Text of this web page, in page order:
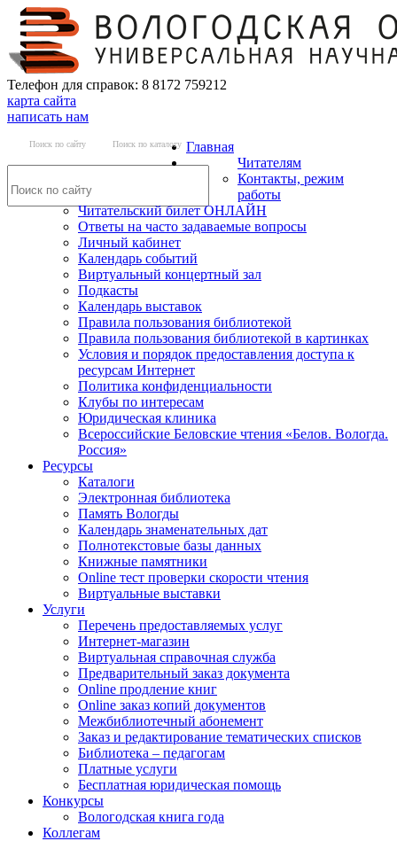
Телефон для справок: 8 8172 759212
карта сайта
написать нам
Поиск по сайту Поиск по каталогу Главная
Читателям
Контакты, режим
работы
Читательский билет ОНЛАЙН
Ответы на часто задаваемые вопросы
Личный кабинет
Календарь событий
Виртуальный концертный зал
Подкасты
Календарь выставок
Правила пользования библиотекой
Правила пользования библиотекой в картинках
Условия и порядок предоставления доступа к
ресурсам Интернет
Политика конфиденциальности
Клубы по интересам
Юридическая клиника
Всероссийские Беловские чтения «Белов. Вологда.
Россия»
Ресурсы
Каталоги
Электронная библиотека
Память Вологды
Календарь знаменательных дат
Полнотекстовые базы данных
Книжные памятники
Online тест проверки скорости чтения
Виртуальные выставки
Услуги
Перечень предоставляемых услуг
Интернет-магазин
Виртуальная справочная служба
Предварительный заказ документа
Online продление книг
Online заказ копий документов
Межбиблиотечный абонемент
Заказ и редактирование тематических списков
Библиотека – педагогам
Платные услуги
Бесплатная юридическая помощь
Конкурсы
Вологодская книга года
Коллегам